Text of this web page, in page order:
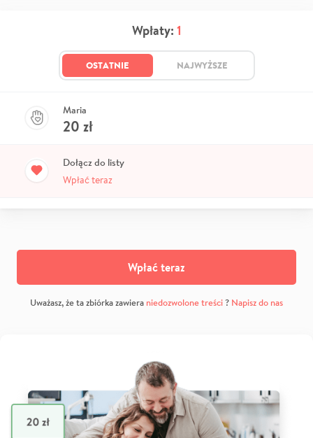
Wpłaty: 1
OSTATNIE NAJWYŻSZE
Maria
20 zł
Dołącz do listy
Wpłać teraz
Wpłać teraz
Uważasz, że ta zbiórka zawiera niedozwolone treści? Napisz do nas